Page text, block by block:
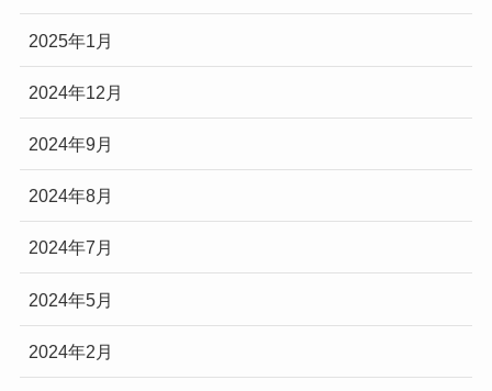
2025年1月
2024年12月
2024年9月
2024年8月
2024年7月
2024年5月
2024年2月